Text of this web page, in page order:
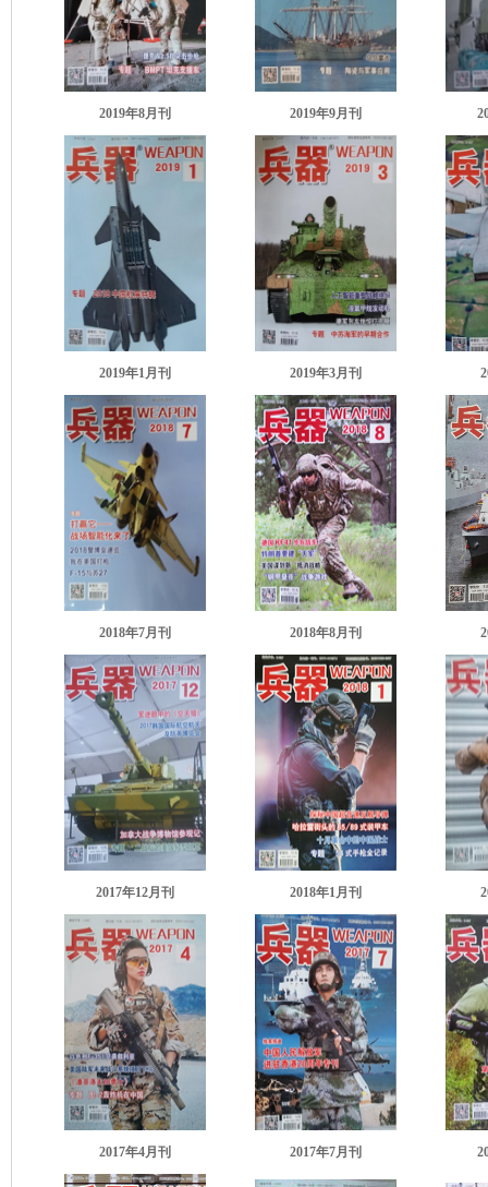
2019年8月刊 2019年9月刊
2019年1月刊 2019年3月刊
2018年7月刊 2018年8月刊
2017年12月刊 2018年1月刊
2017年4月刊 2017年7月刊